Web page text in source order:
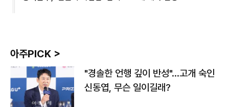
아주PICK >
"경솔한 언행 깊이 반성"…고개 숙인
신동엽, 무슨 일이길래?